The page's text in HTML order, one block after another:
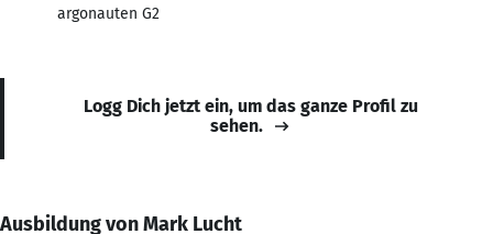
argonauten G2
Logg Dich jetzt ein, um das ganze Profil zu
sehen.
Ausbildung von Mark Lucht